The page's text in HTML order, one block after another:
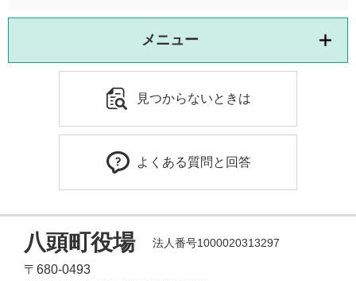
メニュー
見つからないときは
よくある質問と回答
八頭町役場 法人番号1000020313297
〒680-0493